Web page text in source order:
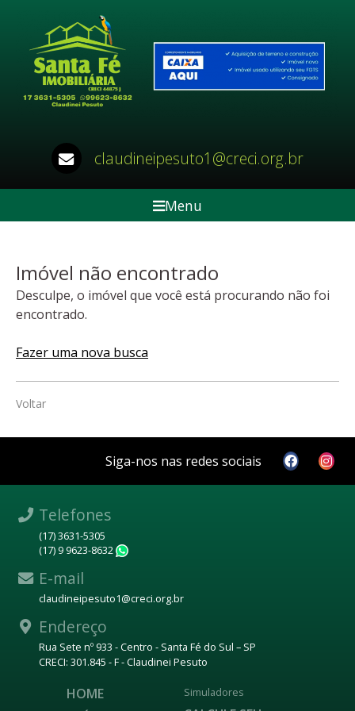
claudineipesuto1@creci.org.br
Menu
Imóvel não encontrado
Desculpe, o imóvel que você está procurando não foi
encontrado.
Fazer uma nova busca
Voltar
Siga-nos nas redes sociais
Telefones
(17) 3631-5305
(17) 9 9623-8632
E-mail
claudineipesuto1@creci.org.br
Endereço
Rua Sete nº 933 - Centro - Santa Fé do Sul – SP
CRECI: 301.845 - F - Claudinei Pesuto
HOME
Simuladores